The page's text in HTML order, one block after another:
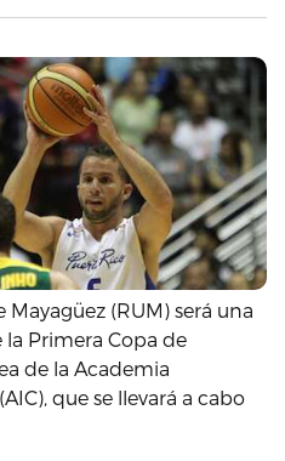
(RUM) será una
la Primera Copa de
de la Academia
que se llevará a cabo